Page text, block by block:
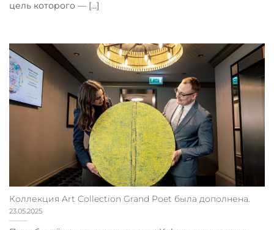
цель которого — [...]
Коллекция Art Collection Grand Poet была дополнена.
23.05.2025